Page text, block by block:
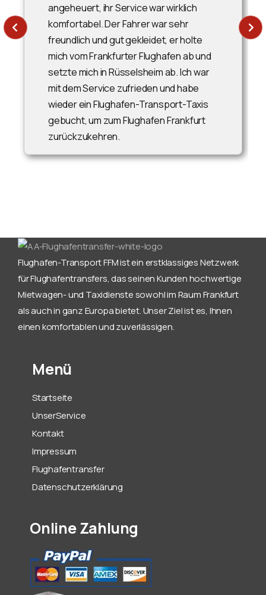
angeheuert, ihr Service war wirklich
komfortabel. Der Fahrer war sehr
freundlich und gut gekleidet, er holte
mich vom Frankfurter Flughafen ab und
setzte mich in Rüsselsheim ab. Ich war
mit dem Service zufrieden und habe
wieder ein Flughafen-Transport-Taxis
gebucht, um zum Flughafen Frankfurt
zurückzukehren.
Flughafen-Transport FFM ist ein erstklassiges Netzwerk
für Flughafentransfers, das seinen Kunden hochwertige
Mietwagen- und Taxidienste sowohl im Raum Frankfurt
als auch in ganz Europa bietet. Unser Ziel ist es, Ihnen
einen komfortablen und zuverlässigen.
Menü
Startseite
UnserService
Kontakt
Impressum
Flughafentransfer
Datenschutzerklärung
Online Zahlung